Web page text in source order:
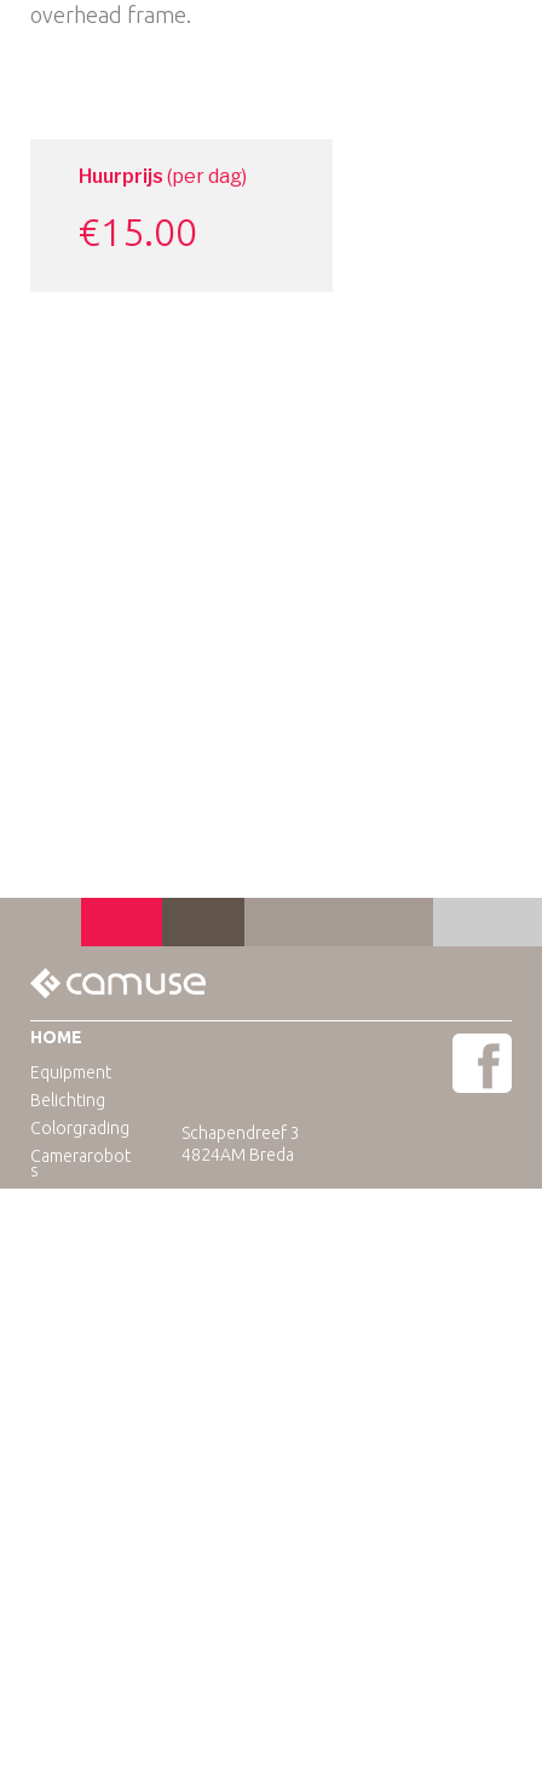
overhead frame.
Huurprijs (per dag)
€15.00
HOME
Equipment
Belichting
Colorgrading
Camerarobot
s
Schapendreef 3
4824AM Breda